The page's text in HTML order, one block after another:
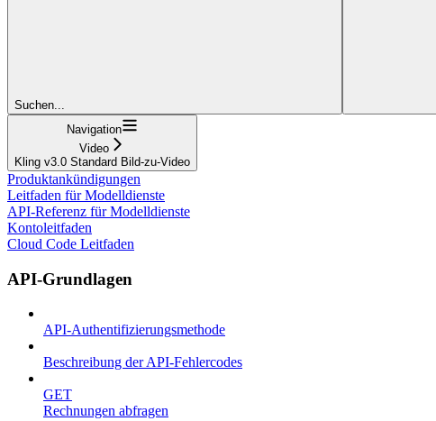
Suchen...
Navigation
Video
Kling v3.0 Standard Bild-zu-Video
Produktankündigungen
Leitfaden für Modelldienste
API-Referenz für Modelldienste
Kontoleitfaden
Cloud Code Leitfaden
API-Grundlagen
API-Authentifizierungsmethode
Beschreibung der API-Fehlercodes
GET
Rechnungen abfragen